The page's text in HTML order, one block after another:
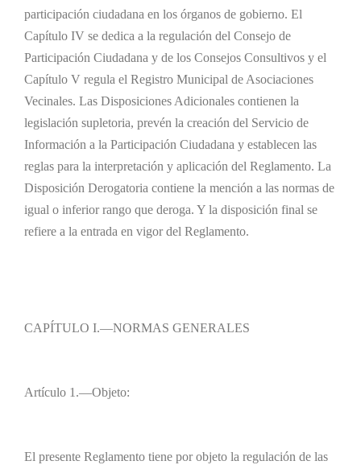
participación ciudadana en los órganos de gobierno. El
Capítulo IV se dedica a la regulación del Consejo de
Participación Ciudadana y de los Consejos Consultivos y el
Capítulo V regula el Registro Municipal de Asociaciones
Vecinales. Las Disposiciones Adicionales contienen la
legislación supletoria, prevén la creación del Servicio de
Información a la Participación Ciudadana y establecen las
reglas para la interpretación y aplicación del Reglamento. La
Disposición Derogatoria contiene la mención a las normas de
igual o inferior rango que deroga. Y la disposición final se
refiere a la entrada en vigor del Reglamento.
CAPÍTULO I.—NORMAS GENERALES
Artículo 1.—Objeto:
El presente Reglamento tiene por objeto la regulación de las